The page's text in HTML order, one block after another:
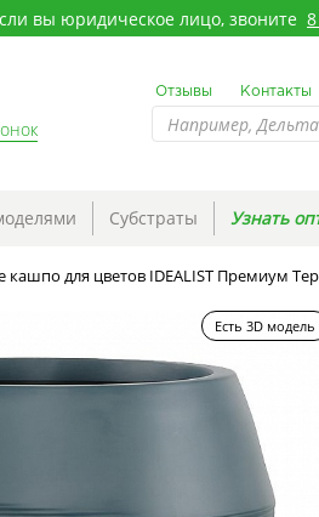
вы юридическое лицо, звоните
Отзывы Контакты
Субстраты Узнать
кашпо для цветов IDEALIST Премиум
Есть 3D модель